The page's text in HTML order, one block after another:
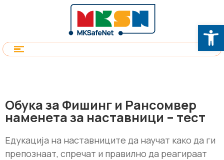
Oбука за Фишинг и Рансомвер
наменета за наставници – тест
Едукација на наставниците да научат како да ги
препознаат, спречат и правилно да реагираат